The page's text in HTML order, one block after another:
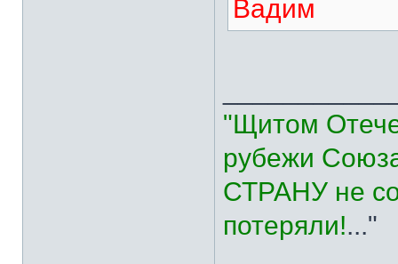
Вадим
"Щитом
рубежи
СТРАНУ не
потеряли!..."